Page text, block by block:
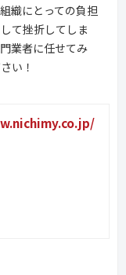
織にとっての負担
て挫折してしま
業者に任せてみ
い！